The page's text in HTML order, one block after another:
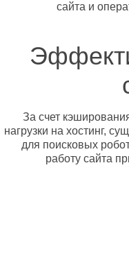
сайта и
За счет
нагрузки на хостинг,
для поисковых
работу сайта